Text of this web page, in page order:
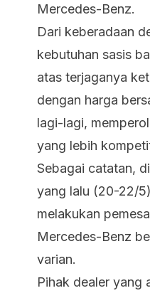
Mercedes-Benz.
Dari keberadaan
kebutuhan sasis
atas terjaganya
dengan harga
lagi-lagi,
yang lebih
Sebagai catatan,
yang lalu (20-22/
melakukan
Mercedes-Benz
varian.
Pihak dealer yang